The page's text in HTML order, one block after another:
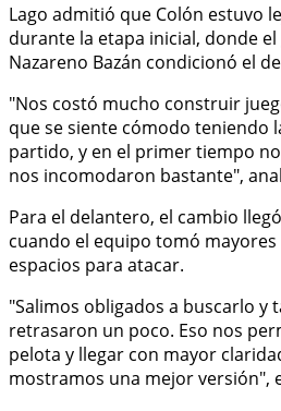
Lago admitió que Colón estuvo
durante la etapa inicial, donde
Nazareno Bazán condicionó el
"Nos costó mucho construir
que se siente cómodo teniendo
partido, y en el primer tiempo
nos incomodaron bastante",
Para el delantero, el cambio
cuando el equipo tomó
espacios para atacar.
"Salimos obligados a buscarlo y
retrasaron un poco. Eso nos
pelota y llegar con mayor
mostramos una mejor versión",